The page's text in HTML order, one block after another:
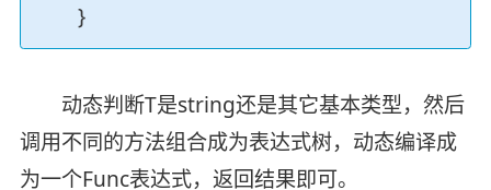
}
动态判断T是string还是其它基本类型，然后
调用不同的方法组合成为表达式树，动态编译成
为一个Func表达式，返回结果即可。